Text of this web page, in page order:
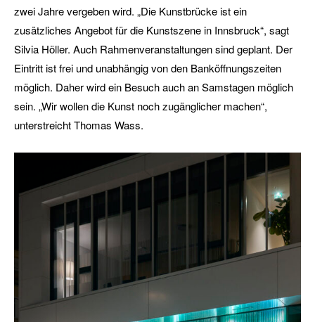
zwei Jahre vergeben wird. „Die Kunstbrücke ist ein
zusätzliches Angebot für die Kunstszene in Innsbruck“, sagt
Silvia Höller. Auch Rahmenveranstaltungen sind geplant. Der
Eintritt ist frei und unabhängig von den Banköffnungszeiten
möglich. Daher wird ein Besuch auch an Samstagen möglich
sein. „Wir wollen die Kunst noch zugänglicher machen“,
unterstreicht Thomas Wass.